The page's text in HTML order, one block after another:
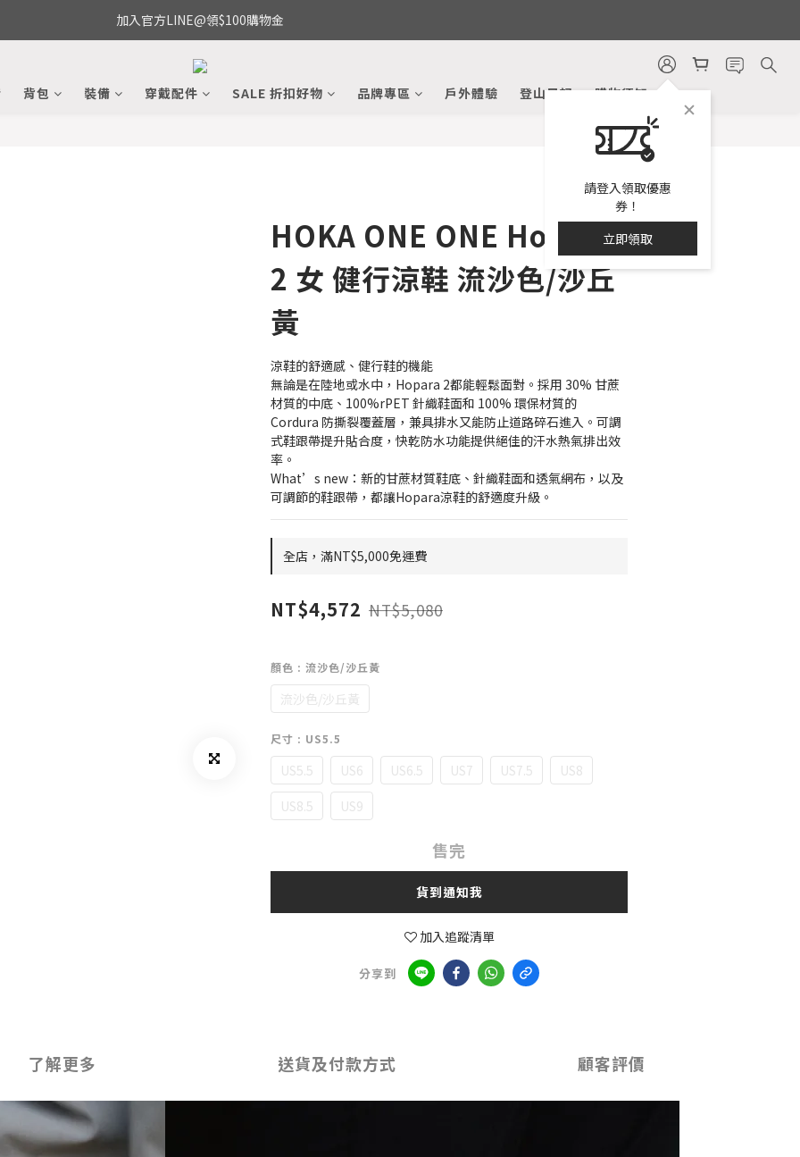
加入官方LINE@領$100購物金
請登入領取優惠
券！
立即領取
背包 裝備 穿戴配件 SALE 折扣好物 品牌專區 戶外體驗 登山日記 購物須知
HOKA ONE ONE Hopara
2 女 健行涼鞋 流沙色/沙丘
黃
涼鞋的舒適感、健行鞋的機能
無論是在陸地或水中，Hopara 2都能輕鬆面對。採用 30% 甘蔗
材質的中底、100%rPET 針織鞋面和 100% 環保材質的
Cordura 防撕裂覆蓋層，兼具排水又能防止道路碎石進入。可調
式鞋跟帶提升貼合度，快乾防水功能提供絕佳的汗水熱氣排出效
率。
What’s new：新的甘蔗材質鞋底、針織鞋面和透氣網布，以及
可調節的鞋跟帶，都讓Hopara涼鞋的舒適度升級。
全店，滿NT$5,000免運費
NT$4,572 NT$5,080
顏色 : 流沙色/沙丘黃
流沙色/沙丘黃
尺寸 : US5.5
US5.5 US6 US6.5 US7 US7.5
US8
US8.5
US9
售完
貨到通知我
加入追蹤清單
分享到
了解更多 送貨及付款方式 顧客評價